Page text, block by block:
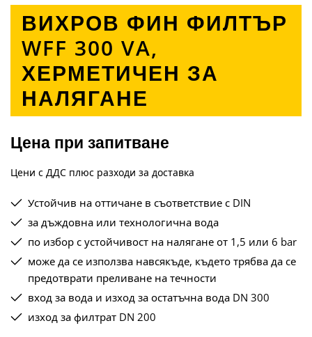
ВИХРОВ ФИН ФИЛТЪР
WFF 300 VA,
ХЕРМЕТИЧЕН ЗА
НАЛЯГАНЕ
Цена при запитване
Цени с ДДС плюс разходи за доставка
Устойчив на оттичане в съответствие с DIN
за дъждовна или технологична вода
по избор с устойчивост на налягане от 1,5 или 6 bar
може да се използва навсякъде, където трябва да се
предотврати преливане на течности
вход за вода и изход за остатъчна вода DN 300
изход за филтрат DN 200